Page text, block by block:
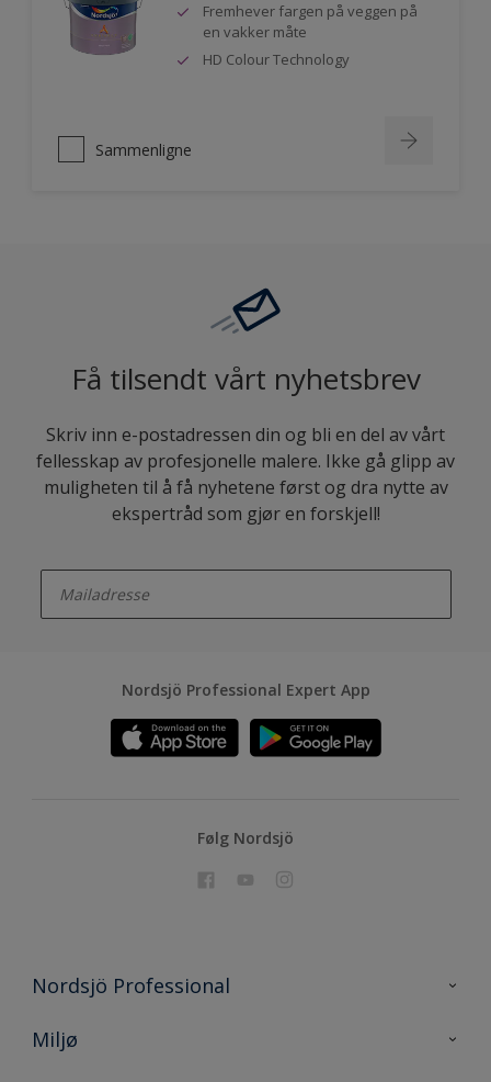
Fremhever fargen på veggen på
en vakker måte
HD Colour Technology
Sammenligne
Få tilsendt vårt nyhetsbrev
Skriv inn e-postadressen din og bli en del av vårt
fellesskap av profesjonelle malere. Ikke gå glipp av
muligheten til å få nyhetene først og dra nytte av
ekspertråd som gjør en forskjell!
Nordsjö Professional Expert App
Følg Nordsjö
Nordsjö Professional
Kontakt oss
Miljø